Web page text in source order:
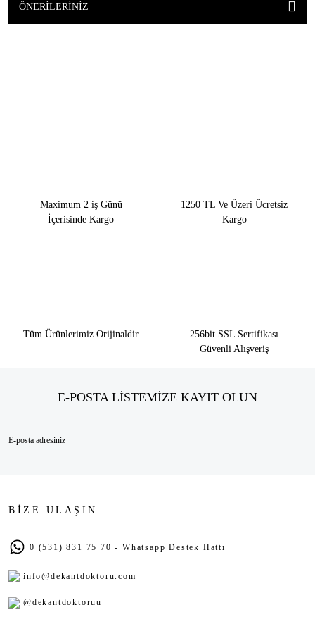
ÖNERILERINIZ
Maximum 2 iş Günü
İçerisinde Kargo
1250 TL Ve Üzeri Ücretsiz
Kargo
Tüm Ürünlerimiz Orijinaldir
256bit SSL Sertifikası
Güvenli Alışveriş
E-POSTA LİSTEMİZE KAYIT OLUN
BİZE ULAŞIN
0 (531) 831 75 70 - Whatsapp Destek Hattı
info@dekantdoktoru.com
@dekantdoktoruu